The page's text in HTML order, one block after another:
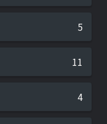
5
11
4